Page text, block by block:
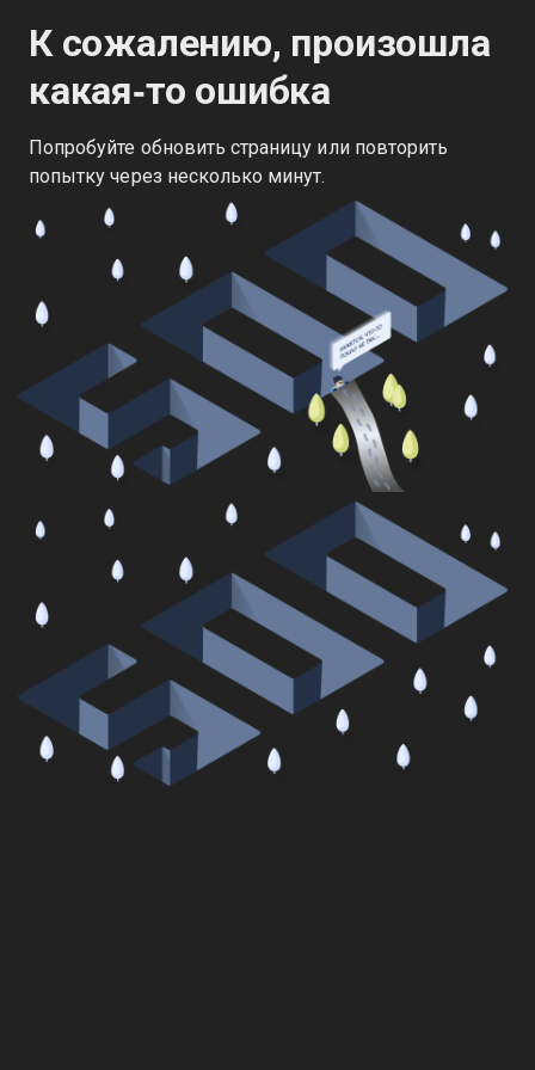
К сожалению, произошла
какая‑то ошибка
Попробуйте обновить страницу или повторить
попытку через несколько минут.